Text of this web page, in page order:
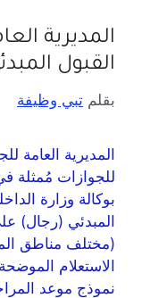
المديرية
القبول
بقلم تبي وظيفة
المديرية العامة
للجوازات مُمثلة
بوكالة وزارة
المبدئي (رجال)
(مختلف مناطق
الاستعلام
نموذج موعد